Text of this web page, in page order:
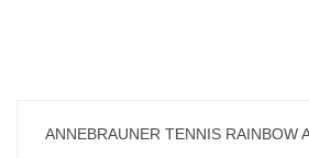
ANNEBRAUNER TENNIS RAINBOW